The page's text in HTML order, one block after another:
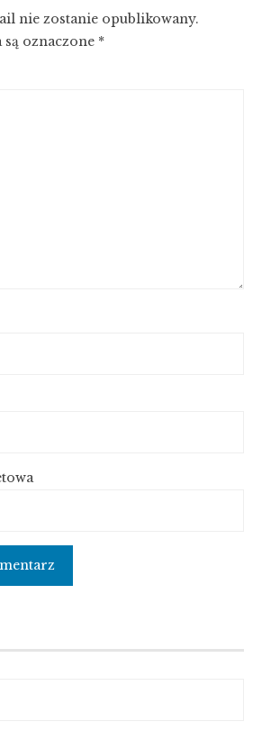
nie zostanie opublikowany.
oznaczone *